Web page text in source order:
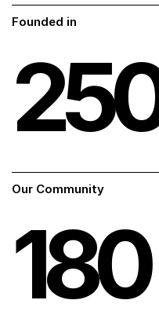
Founded in
Our Community
180